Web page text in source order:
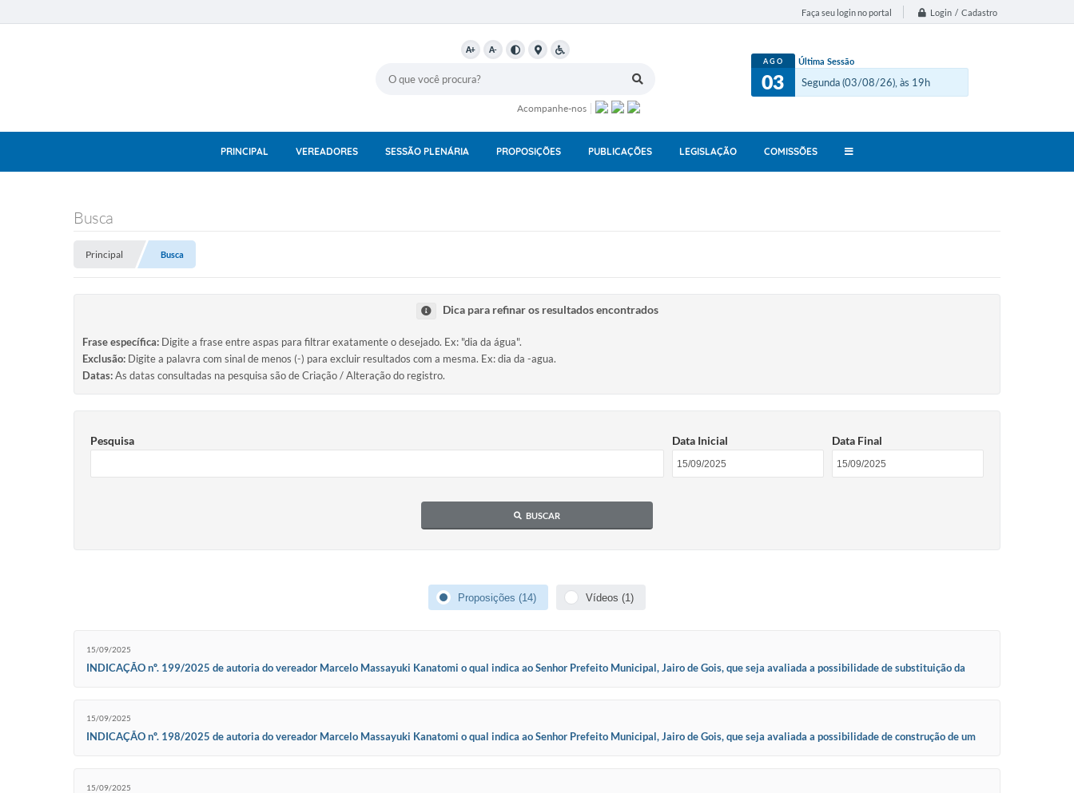
Faça seu login no portal Login / Cadastro
A+ A-
Acompanhe-nos
AGO
03
Última Sessão
Segunda (03/08/26), às 19h
PRINCIPAL VEREADORES SESSÃO PLENÁRIA PROPOSIÇÕES PUBLICAÇÕES LEGISLAÇÃO COMISSÕES
Busca
Principal Busca
Dica para refinar os resultados encontrados
Frase específica: Digite a frase entre aspas para filtrar exatamente o desejado. Ex: "dia da água".
Exclusão: Digite a palavra com sinal de menos (-) para excluir resultados com a mesma. Ex: dia da -agua.
Datas:As datas consultadas na pesquisa são de Criação / Alteração do registro.
Pesquisa Data Inicial Data Final
BUSCAR
Proposições (14) Vídeos (1)
15/09/2025
INDICAÇÃO nº. 199/2025 de autoria do vereador Marcelo Massayuki Kanatomi o qual indica ao Senhor Prefeito Municipal, Jairo de Gois, que seja avaliada a possibilidade de substituição da
15/09/2025
INDICAÇÃO nº. 198/2025 de autoria do vereador Marcelo Massayuki Kanatomi o qual indica ao Senhor Prefeito Municipal, Jairo de Gois, que seja avaliada a possibilidade de construção de um
15/09/2025